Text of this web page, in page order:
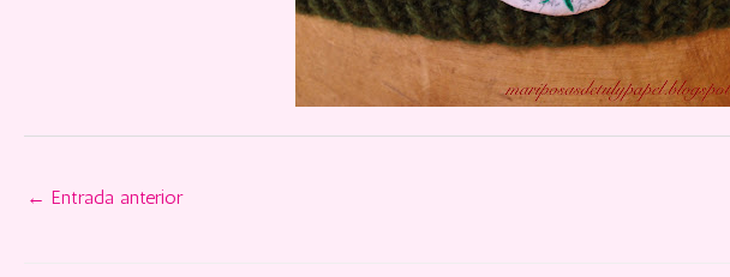
← Entrada anterior